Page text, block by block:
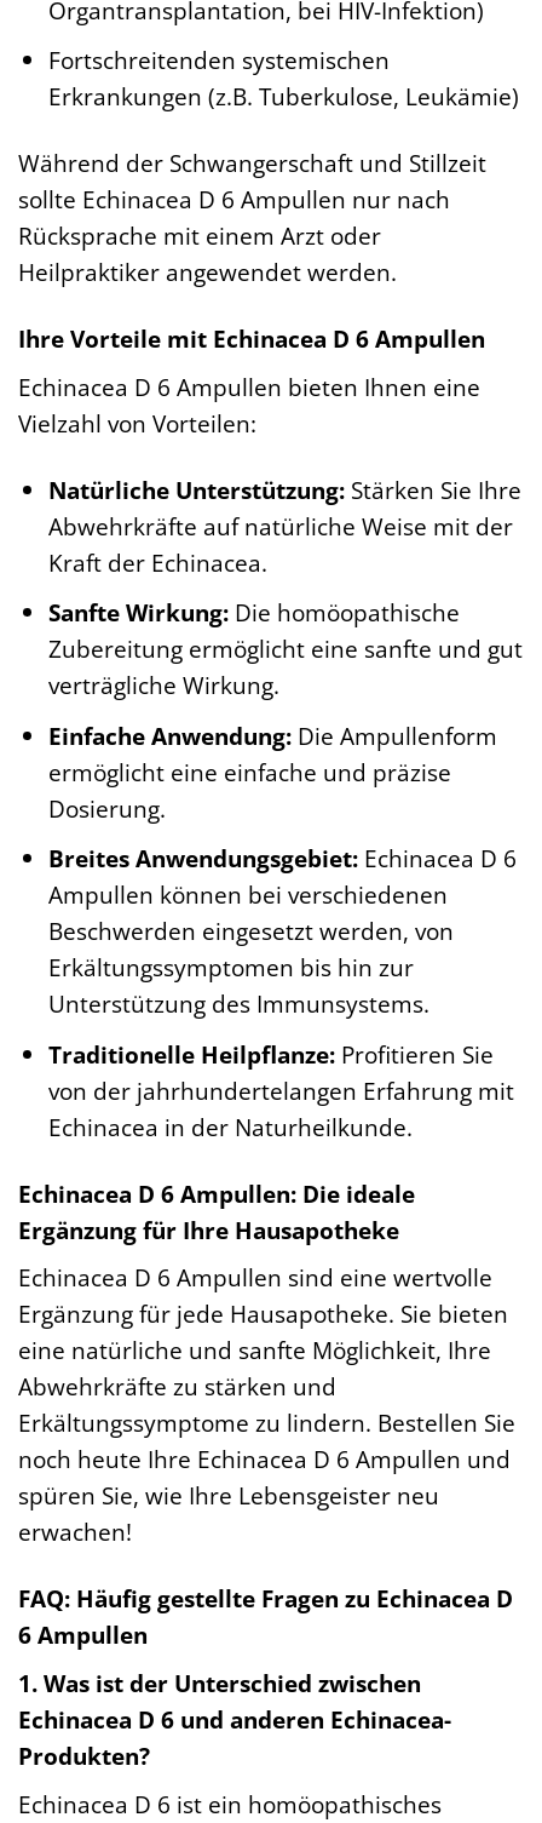
Organtransplantation, bei HIV-Infektion)
Fortschreitenden systemischen
Erkrankungen (z.B. Tuberkulose, Leukämie)
Während der Schwangerschaft und Stillzeit
sollte Echinacea D 6 Ampullen nur nach
Rücksprache mit einem Arzt oder
Heilpraktiker angewendet werden.
Ihre Vorteile mit Echinacea D 6 Ampullen
Echinacea D 6 Ampullen bieten Ihnen eine
Vielzahl von Vorteilen:
Natürliche Unterstützung:Stärken Sie Ihre
Abwehrkräfte auf natürliche Weise mit der
Kraft der Echinacea.
Sanfte Wirkung:Die homöopathische
Zubereitung ermöglicht eine sanfte und gut
verträgliche Wirkung.
Einfache Anwendung:Die Ampullenform
ermöglicht eine einfache und präzise
Dosierung.
Breites Anwendungsgebiet:Echinacea D 6
Ampullen können bei verschiedenen
Beschwerden eingesetzt werden, von
Erkältungssymptomen bis hin zur
Unterstützung des Immunsystems.
Traditionelle Heilpflanze:Profitieren Sie
von der jahrhundertelangen Erfahrung mit
Echinacea in der Naturheilkunde.
Echinacea D 6 Ampullen: Die ideale
Ergänzung für Ihre Hausapotheke
Echinacea D 6 Ampullen sind eine wertvolle
Ergänzung für jede Hausapotheke. Sie bieten
eine natürliche und sanfte Möglichkeit, Ihre
Abwehrkräfte zu stärken und
Erkältungssymptome zu lindern. Bestellen Sie
noch heute Ihre Echinacea D 6 Ampullen und
spüren Sie, wie Ihre Lebensgeister neu
erwachen!
FAQ: Häufig gestellte Fragen zu Echinacea D
6 Ampullen
1. Was ist der Unterschied zwischen
Echinacea D 6 und anderen Echinacea-
Produkten?
Echinacea D 6 ist ein homöopathisches